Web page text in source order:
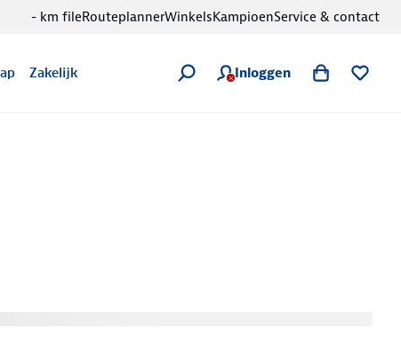
Zakelijk Inloggen
- km fileRouteplannerWinkelsKampioenService & contact